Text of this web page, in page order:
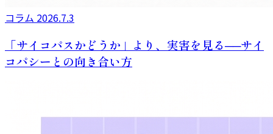
コラム 2026.7.3
「サイコパスかどうか」より、実害を見る──サイ
コパシーとの向き合い方